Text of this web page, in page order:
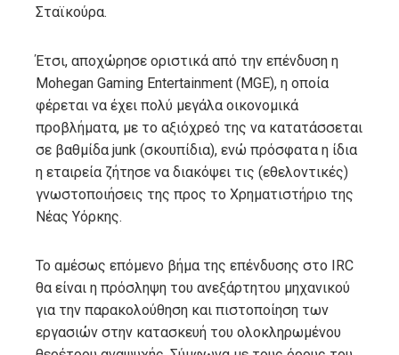
Σταϊκούρα.
Έτσι, αποχώρησε οριστικά από την επένδυση η
Mohegan Gaming Entertainment (MGE), η οποία
φέρεται να έχει πολύ μεγάλα οικονομικά
προβλήματα, με το αξιόχρεό της να κατατάσσεται
σε βαθμίδα junk (σκουπίδια), ενώ πρόσφατα η ίδια
η εταιρεία ζήτησε να διακόψει τις (εθελοντικές)
γνωστοποιήσεις της προς το Χρηματιστήριο της
Νέας Υόρκης.
Το αμέσως επόμενο βήμα της επένδυσης στο IRC
θα είναι η πρόσληψη του ανεξάρτητου μηχανικού
για την παρακολούθηση και πιστοποίηση των
εργασιών στην κατασκευή του ολοκληρωμένου